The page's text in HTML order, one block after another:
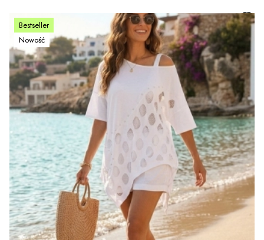
Bestseller
Nowość